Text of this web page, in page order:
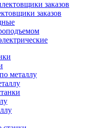
заказов
металлу